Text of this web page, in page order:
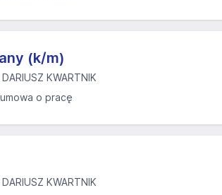
(k/m)
KWARTNIK
umowa o pracę
KWARTNIK